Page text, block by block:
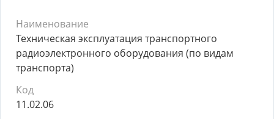
Наименование
Техническая эксплуатация транспортного
радиоэлектронного оборудования (по видам
транспорта)
Код
11.02.06